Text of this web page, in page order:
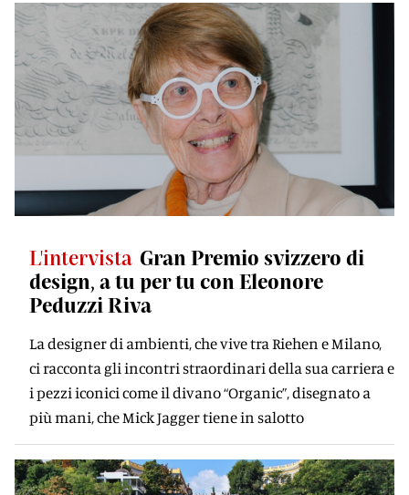
L'intervista Gran Premio svizzero di
design, a tu per tu con Eleonore
Peduzzi Riva
La designer di ambienti, che vive tra Riehen e Milano,
ci racconta gli incontri straordinari della sua carriera e
i pezzi iconici come il divano “Organic”, disegnato a
più mani, che Mick Jagger tiene in salotto